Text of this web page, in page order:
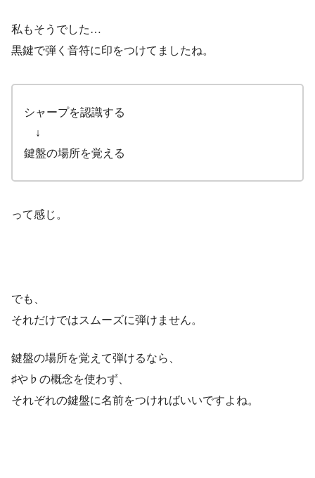
私もそうでした…
黒鍵で弾く音符に印をつけてましたね。
シャープを認識する
↓
鍵盤の場所を覚える
って感じ。
でも、
それだけではスムーズに弾けません。
鍵盤の場所を覚えて弾けるなら、
♯や♭の概念を使わず、
それぞれの鍵盤に名前をつければいいですよね。